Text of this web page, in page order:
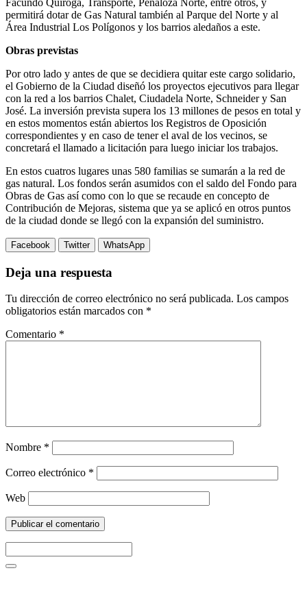
permitirá dotar de Gas Natural también al Parque del Norte y al
Área Industrial Los Polígonos y los barrios aledaños a este.
Obras previstas
Por otro lado y antes de que se decidiera quitar este cargo solidario,
el Gobierno de la Ciudad diseñó los proyectos ejecutivos para llegar
con la red a los barrios Chalet, Ciudadela Norte, Schneider y San
José. La inversión prevista supera los 13 millones de pesos en total y
en estos momentos están abiertos los Registros de Oposición
correspondientes y en caso de tener el aval de los vecinos, se
concretará el llamado a licitación para luego iniciar los trabajos.
En estos cuatros lugares unas 580 familias se sumarán a la red de
gas natural. Los fondos serán asumidos con el saldo del Fondo para
Obras de Gas así como con lo que se recaude en concepto de
Contribución de Mejoras, sistema que ya se aplicó en otros puntos
de la ciudad donde se llegó con la expansión del suministro.
Facebook Twitter WhatsApp
Deja una respuesta
Tu dirección de correo electrónico no será publicada. Los campos
obligatorios están marcados con *
Comentario *
Nombre *
Correo electrónico *
Web